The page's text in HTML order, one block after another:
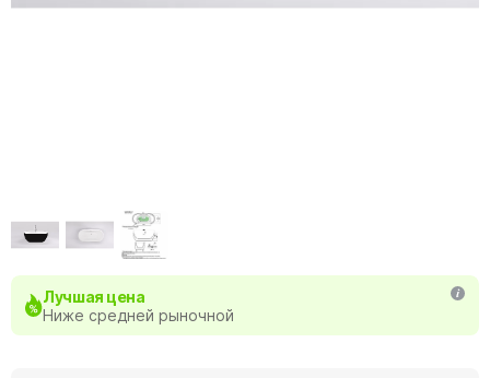
Лучшая цена
Ниже средней рыночной